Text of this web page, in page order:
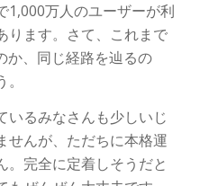
1,000万人のユーザーが利
ります。さて、これまで
か、同じ経路を辿るの
いるみなさんも少しいじ
せんが、ただちに本格運
。完全に定着しそうだと